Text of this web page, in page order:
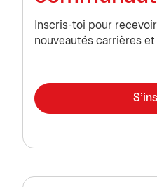
Inscris-toi pour
nouveautés carrières